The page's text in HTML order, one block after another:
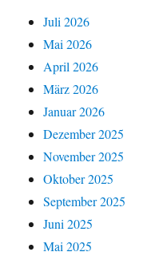
Juli 2026
Mai 2026
April 2026
März 2026
Januar 2026
Dezember 2025
November 2025
Oktober 2025
September 2025
Juni 2025
Mai 2025